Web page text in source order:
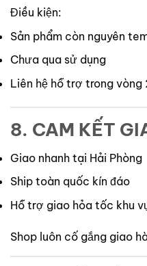
Điều kiện:
Sản phẩm còn nguyên
Chưa qua sử dụng
Liên hệ hỗ trợ trong vòng
8. CAM KẾT
Giao nhanh tại Hải Phòng
Ship toàn quốc kín đáo
Hỗ trợ giao hỏa tốc khu
Shop luôn cố gắng giao